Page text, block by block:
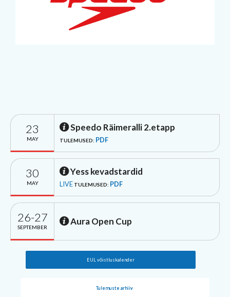
23
MAY
Speedo Räimeralli 2.etapp
TULEMUSED: PDF
30
MAY
Yess kevadstardid
LIVE TULEMUSED: PDF
26-27
SEPTEMBER
Aura Open Cup
EUL võistluskalender
Tulemuste arhiiv